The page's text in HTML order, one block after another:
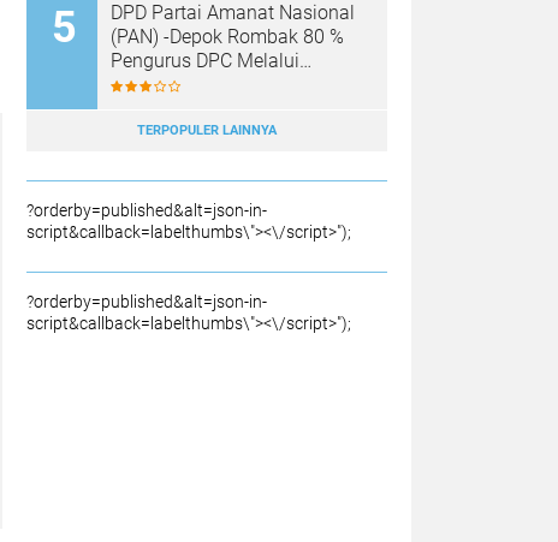
DPD Partai Amanat Nasional
(PAN) -Depok Rombak 80 %
Pengurus DPC Melalui
Muscab "
TERPOPULER LAINNYA
?orderby=published&alt=json-in-
script&callback=labelthumbs\"><\/script>");
?orderby=published&alt=json-in-
script&callback=labelthumbs\"><\/script>");